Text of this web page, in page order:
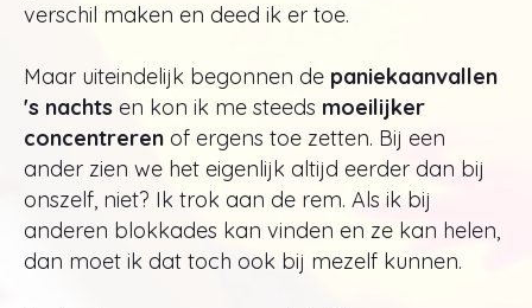
verschil maken en deed ik er toe.
Maar uiteindelijk begonnen de paniekaanvallen
's nachts en kon ik me steeds moeilijker
concentreren of ergens toe zetten. Bij een
ander zien we het eigenlijk altijd eerder dan bij
onszelf, niet? Ik trok aan de rem. Als ik bij
anderen blokkades kan vinden en ze kan helen,
dan moet ik dat toch ook bij mezelf kunnen.